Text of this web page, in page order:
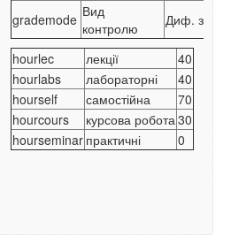
grademode Вид
контролю
Диф. залік
hourlec лекції
40
hourlabs
лабораторні
40
hourself
самостійна
70
hourcours
курсова робота 30
hourseminar практичні
0